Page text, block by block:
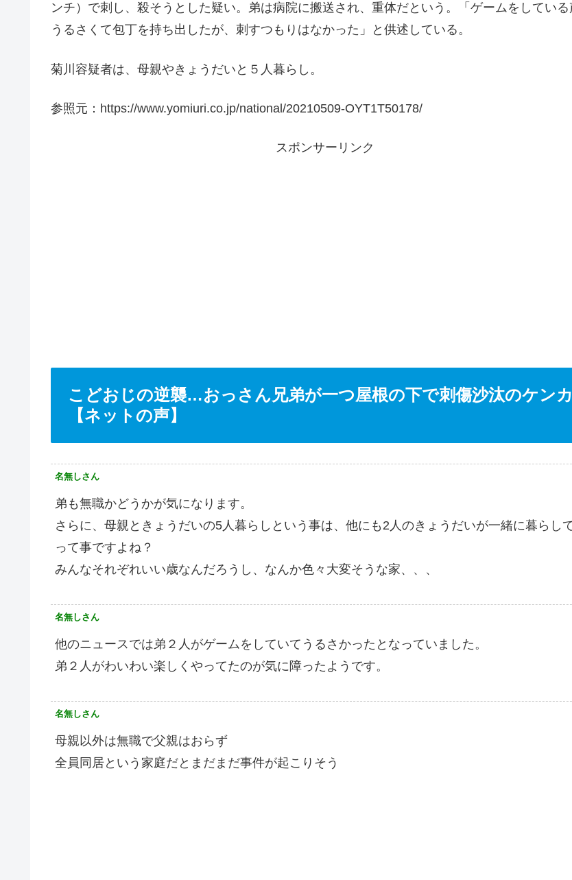
ンチ）で刺し、殺そうとした疑い。弟は病院に搬送され、重体だという。「ゲームをしている
うるさくて包丁を持ち出したが、刺すつもりはなかった」と供述している。
菊川容疑者は、母親やきょうだいと５人暮らし。
参照元：https://www.yomiuri.co.jp/national/20210509-OYT1T50178/
スポンサーリンク
こどおじの逆襲…おっさん兄弟が一つ屋根の下で刺傷沙汰のケンカ
【ネットの声】
名無しさん
弟も無職かどうかが気になります。
さらに、母親ときょうだいの5人暮らしという事は、他にも2人のきょうだいが一緒に暮らし
って事ですよね？
みんなそれぞれいい歳なんだろうし、なんか色々大変そうな家、、、
名無しさん
他のニュースでは弟２人がゲームをしていてうるさかったとなっていました。
弟２人がわいわい楽しくやってたのが気に障ったようです。
名無しさん
母親以外は無職で父親はおらず
全員同居という家庭だとまだまだ事件が起こりそう